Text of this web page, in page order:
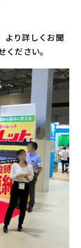
より詳しくお聞
ください。